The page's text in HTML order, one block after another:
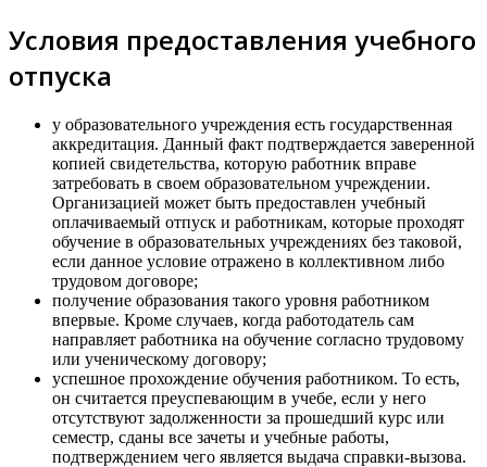
Условия предоставления учебного
отпуска
у образовательного учреждения есть государственная
аккредитация. Данный факт подтверждается заверенной
копией свидетельства, которую работник вправе
затребовать в своем образовательном учреждении.
Организацией может быть предоставлен учебный
оплачиваемый отпуск и работникам, которые проходят
обучение в образовательных учреждениях без таковой,
если данное условие отражено в коллективном либо
трудовом договоре;
получение образования такого уровня работником
впервые. Кроме случаев, когда работодатель сам
направляет работника на обучение согласно трудовому
или ученическому договору;
успешное прохождение обучения работником. То есть,
он считается преуспевающим в учебе, если у него
отсутствуют задолженности за прошедший курс или
семестр, сданы все зачеты и учебные работы,
подтверждением чего является выдача справки-вызова.